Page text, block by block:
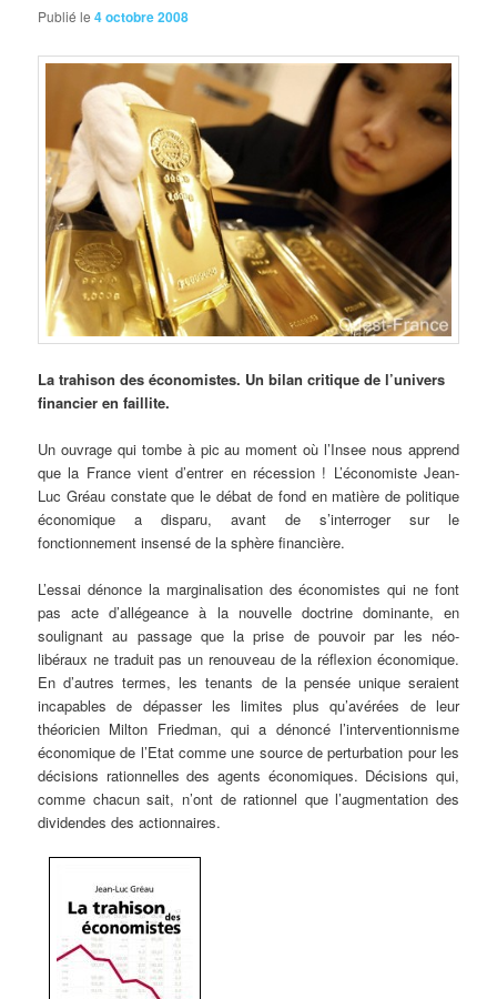
Publié le4 octobre 2008
Latrahison des économistes. Un bilan critique de l’univers
financier en faillite.
Un ouvrage qui tombe à pic au moment où l’Insee nous apprend
que la France vient d’entrer en récession ! L’économiste Jean-
Luc Gréau constate que le débat de fond en matière de politique
économique a disparu, avant de s’interroger sur le
fonctionnement insensé de la sphère financière.
L’essai dénonce la marginalisation des économistes qui ne font
pas acte d’allégeance à la nouvelle doctrine dominante, en
soulignant au passage que la prise de pouvoir par les néo-
libéraux ne traduit pas un renouveau de la réflexion économique.
En d’autres termes, les tenants de la pensée unique seraient
incapables de dépasser les limites plus qu’avérées de leur
théoricien Milton Friedman, qui a dénoncé l’interventionnisme
économique de l’Etat comme une source de perturbation pour les
décisions rationnelles des agents économiques. Décisions qui,
comme chacun sait, n’ont de rationnel que l’augmentation des
dividendes des actionnaires.